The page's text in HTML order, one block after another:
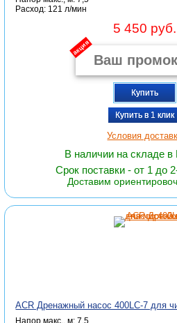
Расход: 121 л/мин
5 450 руб.
акция
Купить
Купить в 1 клик
Условия
В наличии на складе в
Срок поставки - от 1 до
Доставим
ACR Дренажный насос 400LC-7 для
Напор макс., м: 7,5